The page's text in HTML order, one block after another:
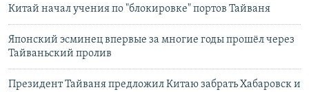
Китай начал учения по "блокировке" портов Тайваня
Японский эсминец впервые за многие годы прошёл через
Тайваньский пролив
Президент Тайваня предложил Китаю забрать Хабаровск и